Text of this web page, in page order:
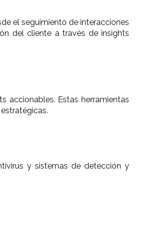
el seguimiento de interacciones
del cliente a través de insights
accionables. Estas herramientas
y sistemas de detección y